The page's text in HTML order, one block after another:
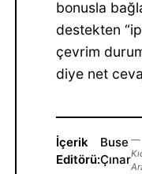
bonusla
destekten
çevrim
diye net
İçerik
Editörü:
Buse
Çınar
—